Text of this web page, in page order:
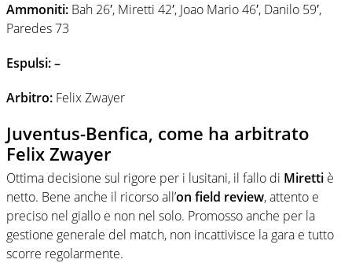
Ammoniti: Bah 26′, Miretti 42′, Joao Mario 46′, Danilo 59′,
Paredes 73
Espulsi: –
Arbitro: Felix Zwayer
Juventus-Benfica, come ha arbitrato
Felix Zwayer
Ottima decisione sul rigore per i lusitani, il fallo di Miretti è
netto. Bene anche il ricorso all’on field review, attento e
preciso nel giallo e non nel solo. Promosso anche per la
gestione generale del match, non incattivisce la gara e tutto
scorre regolarmente.